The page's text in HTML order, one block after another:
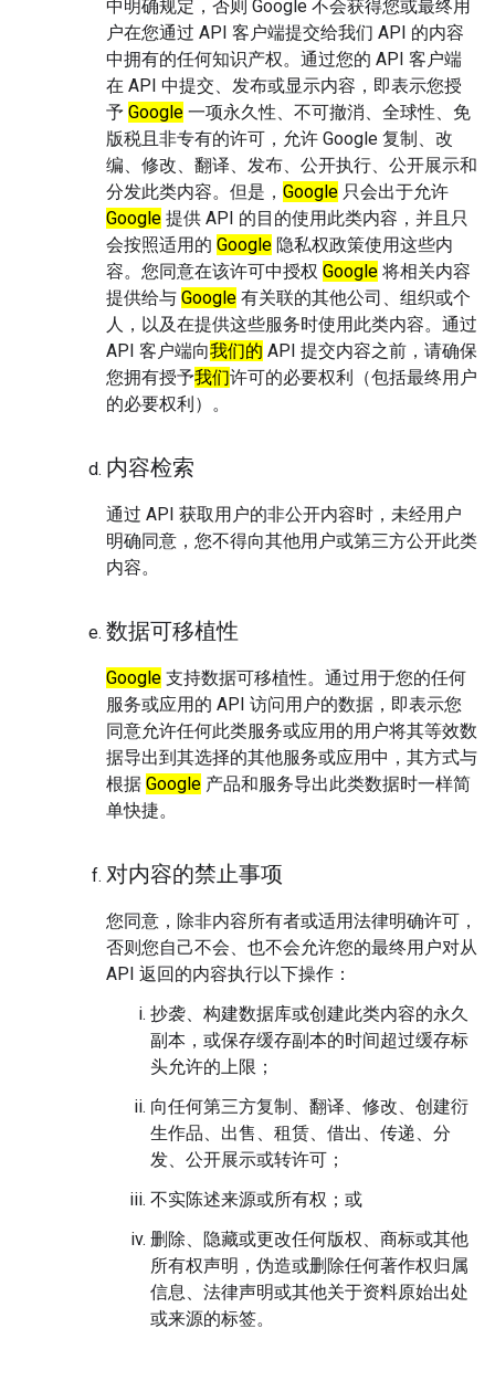
中明确规定，否则 Google 不会获得您或最终用
户在您通过 API 客户端提交给我们 API 的内容
中拥有的任何知识产权。 通过您的 API 客户端
在 API 中提交、发布或显示内容，即表示您授
予 Google 一项永久性、不可撤消、全球性、免
版税且非专有的许可，允许 Google 复制、改
编、修改、翻译、发布、公开执行、公开展示和
分发此类内容。但是， Google 只会出于允许
Google 提供 API 的目的使用此类内容，并且只
会按照适用的 Google 隐私权政策使用这些内
容。您同意在该许可中授权 Google 将相关内容
提供给与 Google 有关联的其他公司、组织或个
人，以及在提供这些服务时使用此类内容。通过
API 客户端向我们的 API 提交内容之前，请确保
您拥有授予我们许可的必要权利（包括最终用户
的必要权利）。
内容检索
通过 API 获取用户的非公开内容时，未经用户
明确同意，您不得向其他用户或第三方公开此类
内容。
数据可移植性
Google 支持数据可移植性。通过用于您的任何
服务或应用的 API 访问用户的数据，即表示您
同意允许任何此类服务或应用的用户将其等效数
据导出到其选择的其他服务或应用中，其方式与
根据 Google 产品和服务导出此类数据时一样简
单快捷。
对内容的禁止事项
您同意，除非内容所有者或适用法律明确许可，
否则您自己不会、也不会允许您的最终用户对从
API 返回的内容执行以下操作：
抄袭、构建数据库或创建此类内容的永久
副本，或保存缓存副本的时间超过缓存标
头允许的上限；
向任何第三方复制、翻译、修改、创建衍
生作品、出售、租赁、借出、传递、分
发、公开展示或转许可；
不实陈述来源或所有权；或
删除、隐藏或更改任何版权、商标或其他
所有权声明，伪造或删除任何著作权归属
信息、法律声明或其他关于资料原始出处
或来源的标签。